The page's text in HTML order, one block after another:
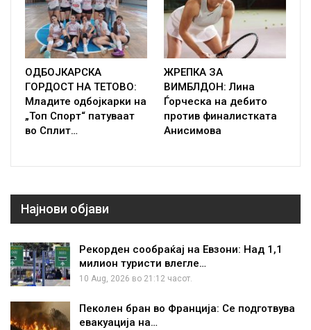
ОДБОЈКАРСКА
ГОРДОСТ НА ТЕТОВО:
Младите одбојкарки на
„Топ Спорт“ патуваат
во Сплит…
ЖРЕПКА ЗА
ВИМБЛДОН: Лина
Ѓорческа на дебито
против финалистката
Анисимова
Најнови објави
Рекорден сообраќај на Евзони: Над 1,1
милион туристи влегле…
10 Aug, 2026 во 21:12 часот.
Пеколен бран во Франција: Се подготвува
евакуација на…